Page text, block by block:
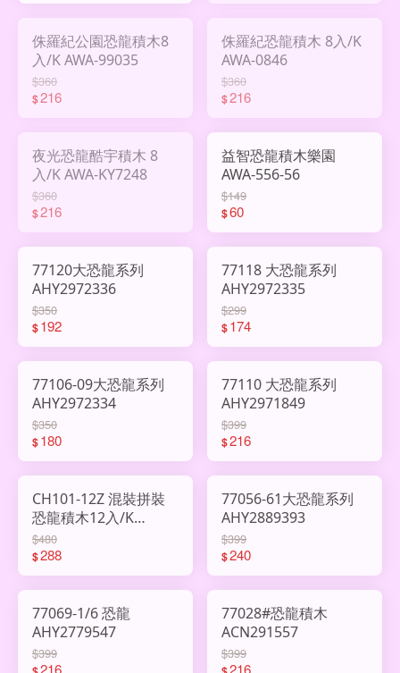
侏羅紀公園恐龍積木8
入/K AWA-99035
$360
$216
侏羅紀恐龍積木 8入/K
AWA-0846
$360
$216
夜光恐龍酷宇積木 8
入/K AWA-KY7248
$360
$216
益智恐龍積木樂園
AWA-556-56
$149
$60
77120大恐龍系列
AHY2972336
$350
$192
77118 大恐龍系列
AHY2972335
$299
$174
77106-09大恐龍系列
AHY2972334
$350
$180
77110 大恐龍系列
AHY2971849
$399
$216
CH101-12Z 混裝拼裝
恐龍積木12入/K
AHY2969631
$480
$288
77056-61大恐龍系列
AHY2889393
$399
$240
77069-1/6 恐龍
AHY2779547
$399
216
77028#恐龍積木
ACN291557
$399
216